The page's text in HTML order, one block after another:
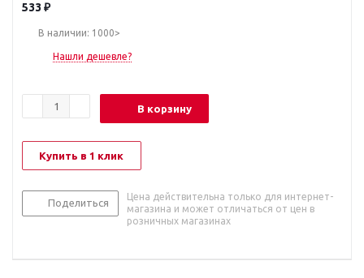
533 ₽
В наличии: 1000>
Нашли дешевле?
В корзину
Купить в 1 клик
Поделиться
Цена действительна только для интернет-
магазина и может отличаться от цен в
розничных магазинах